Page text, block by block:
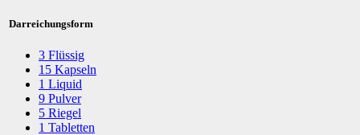
Darreichungsform
3 Flüssig
15 Kapseln
1 Liquid
9 Pulver
5 Riegel
1 Tabletten